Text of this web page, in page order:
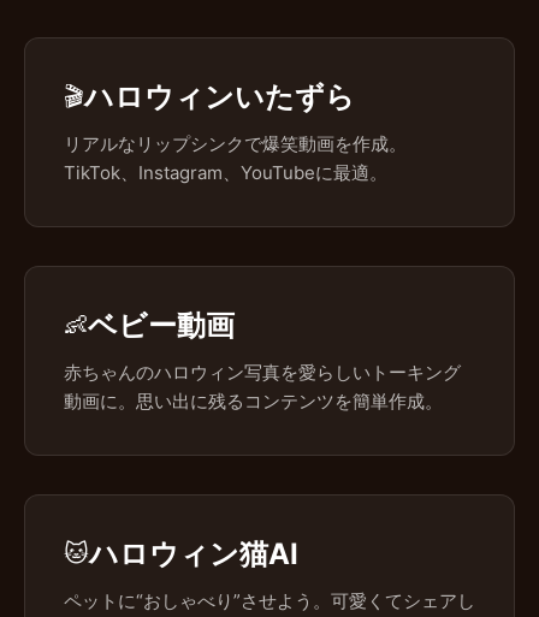
🎬ハロウィンいたずら
リアルなリップシンクで爆笑動画を作成。
TikTok、Instagram、YouTubeに最適。
👶ベビー動画
赤ちゃんのハロウィン写真を愛らしいトーキング
動画に。思い出に残るコンテンツを簡単作成。
🐱ハロウィン猫AI
ペットに“おしゃべり”させよう。可愛くてシェアし